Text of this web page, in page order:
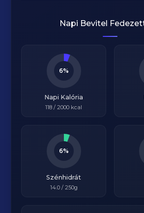
Napi Bevitel
6%
Napi Kalória
118 /2000 kcal
6%
Szénhidrát
14.0/ 250g